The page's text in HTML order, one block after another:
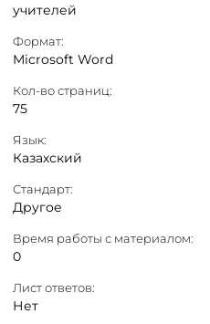
учителей
Формат:
Microsoft Word
Кол-во страниц:
75
Язык:
Казахский
Стандарт:
Другое
Время работы с материалом:
0
Лист ответов:
Нет